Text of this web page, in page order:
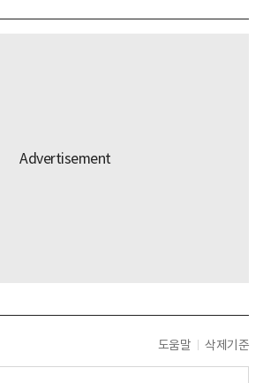
도움말 삭제기준